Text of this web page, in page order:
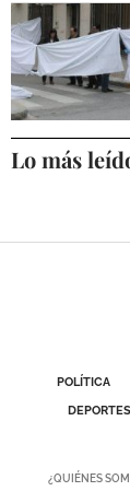
DEPORTES
DEPORTE
OPINIÓN
CÓRDOBA
SALUD
Lo más
POLÍTICA
DEPORTES
¿QUIÉNES